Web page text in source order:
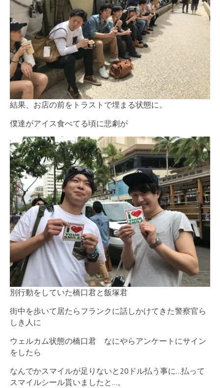
結果、お店の前をトラストで埋まる状態に。
僕達がアイス食べてる頃に悲劇が
別行動をしていた橋口君と飯塚君
街中を歩いて居たらフランクに話しかけてきた警察官ら
しき人に
ウェルカム状態の橋口君 なにやらアンケートにサイン
をしたら
なんでかスマイルが足りないと20ドル払う事に…払って
スマイルシール貰いましたと…。